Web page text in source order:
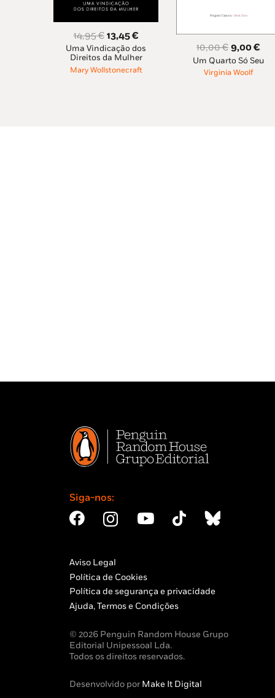
14,95€ O
preço
original
13,45€O
preço
atual
Uma Vindicação dos
Direitos da Mulher
Mary Wollstonecraft
10,00€O
preço
original
9,00€
Um Quarto Só Seu
Virginia Woolf
Siga-nos:
Aviso Legal
Política de Cookies
Política de segurança e privacidade
Ajuda, Termos e Condições
© 2026 Penguin Random House Grupo
Editorial Unipessoal Lda.
Todos os direitos reservados.
Desenvolvido porMake It Digital